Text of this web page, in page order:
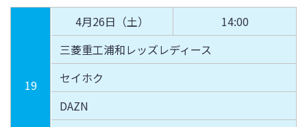
19
4月26日（土）
14:00
三菱重工浦和レッズレディース
セイホク
DAZN